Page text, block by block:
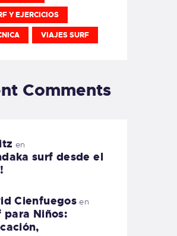
Y EJERCICIOS
VIAJES SURF
Comments
en
surf desde el
Cienfuegos en
para Niños: